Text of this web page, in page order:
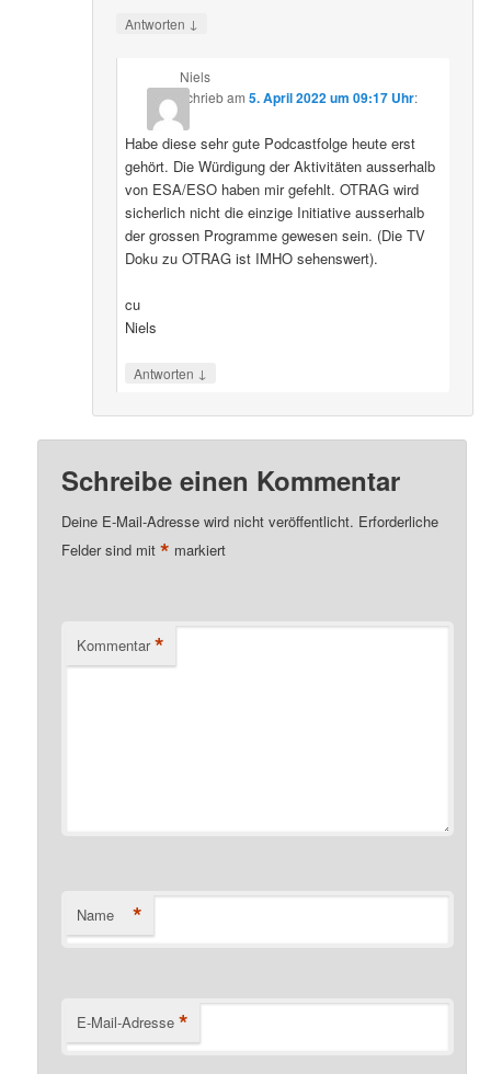
Antworten ↓
Niels
schriebam 5. April 2022 um 09:17 Uhr:
Habe diese sehr gute Podcastfolge heute erst
gehört. Die Würdigung der Aktivitäten ausserhalb
von ESA/ESO haben mir gefehlt. OTRAG wird
sicherlich nicht die einzige Initiative ausserhalb
der grossen Programme gewesen sein. (Die TV
Doku zu OTRAG ist IMHO sehenswert).
cu
Niels
Antworten ↓
Schreibe einen Kommentar
Deine E-Mail-Adresse wird nicht veröffentlicht. Erforderliche
Felder sind mit* markiert
Kommentar *
Name *
E-Mail-Adresse *